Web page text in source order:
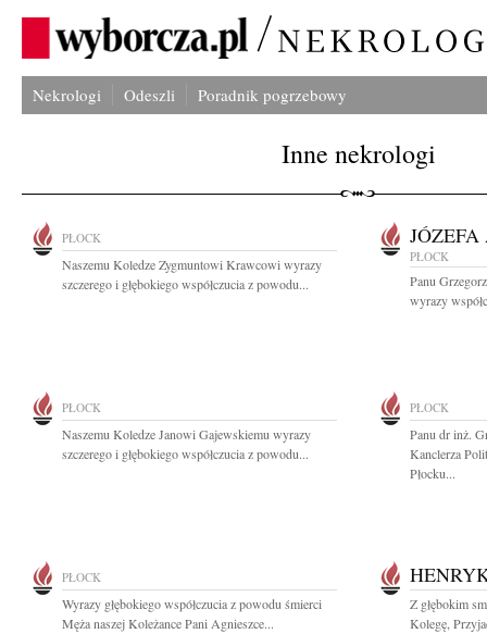
Nekrologi Odeszli Poradnik pogrzebowy
Inne nekrologi
PŁOCK
Naszemu Koledze Zygmuntowi Krawcowi wyrazy
szczerego i głębokiego współczucia z powodu...
PŁOCK
Panu
wyrazy
PŁOCK
Naszemu Koledze Janowi Gajewskiemu wyrazy
szczerego i głębokiego współczucia z powodu...
PŁOCK
Panu dr inż.
Kanclerza
Płocku...
PŁOCK
Wyrazy głębokiego współczucia z powodu śmierci
Męża naszej Koleżance Pani Agnieszce...
Z głębokim
Kolegę,